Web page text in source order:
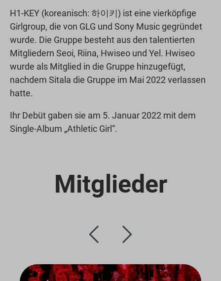
H1-KEY (koreanisch: 하이키) ist eine vierköpfige
Girlgroup, die von GLG und Sony Music gegründet
wurde. Die Gruppe besteht aus den talentierten
Mitgliedern Seoi, Riina, Hwiseo und Yel. Hwiseo
wurde als Mitglied in die Gruppe hinzugefügt,
nachdem Sitala die Gruppe im Mai 2022 verlassen
hatte.
Ihr Debüt gaben sie am 5. Januar 2022 mit dem
Single-Album „Athletic Girl“.
Mitglieder